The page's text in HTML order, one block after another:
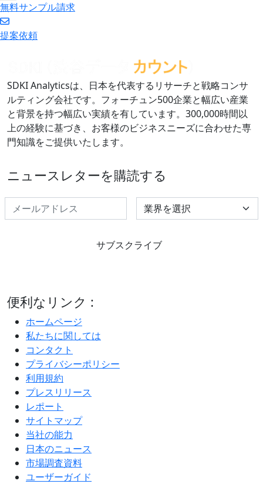
無料サンプル請求
提案依頼
SDKI Analyticsは、日本を代表するリサーチと戦略コンサ
ルティング会社です。フォーチュン500企業と幅広い産業
と背景を持つ幅広い実績を有しています。300,000時間以
上の経験に基づき、お客様のビジネスニーズに合わせた専
門知識をご提供いたします。
ニュースレターを購読する
Select Industry
サブスクライブ
便利なリンク :
ホームページ
私たちに関しては
コンタクト
プライバシーポリシー
利用規約
プレスリリース
レポート
サイトマップ
当社の能力
日本のニュース
市場調査資料
ユーザーガイド